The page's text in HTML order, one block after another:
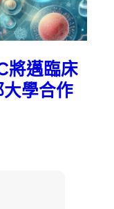
將邁臨床
學合作